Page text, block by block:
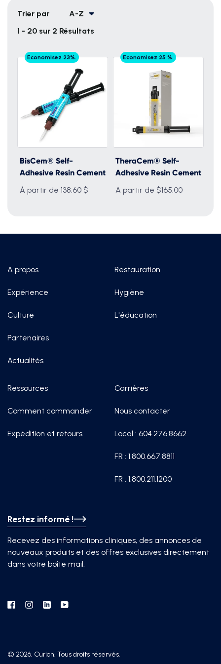
Trier par
A-Z
1 - 20 sur 2 Résultats
Economisez 23%.
BisCem® Self-
Adhesive Resin Cement
À partir de 138,60 $
Economisez 25 %.
TheraCem® Self-
Adhesive Resin Cement
A partir de $165.00
Restez informé !
Recevez des informations cliniques, des annonces de
nouveaux produits et des offres exclusives directement
dans votre boîte mail.
Facebook
Instagram
LinkedinYouTube
A propos
Expérience
Culture
Partenaires
Actualités
Restauration
Hygiène
L'éducation
Ressources
Comment commander
Expédition et retours
Carrières
Nous contacter
Local : 604.276.8662
FR : 1.800.667.8811
FR : 1.800.211.1200
© 2026, Curion. Tous droits réservés.